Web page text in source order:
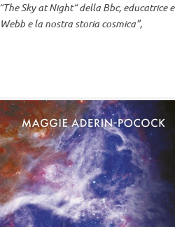
Sky at Night“ della Bbc, educatrice e
e la nostra storia cosmica”,